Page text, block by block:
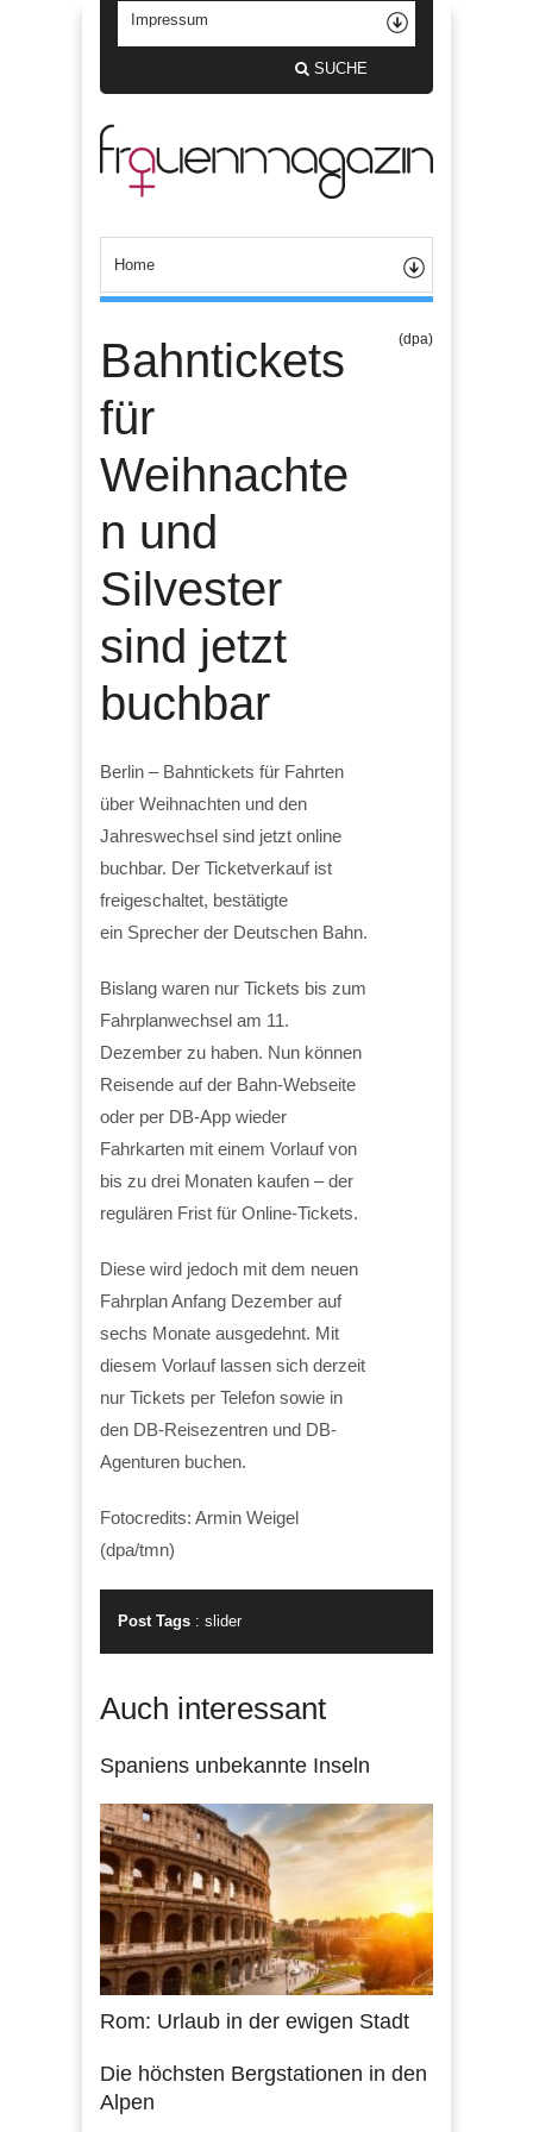
SUCHE
Bahntickets
für
Weihnachte
n und
Silvester
sind jetzt
buchbar
(dpa)
Berlin – Bahntickets für Fahrten
über Weihnachten und den
Jahreswechsel sind jetzt online
buchbar. Der Ticketverkauf ist
freigeschaltet, bestätigte
ein Sprecher der Deutschen Bahn.
Bislang waren nur Tickets bis zum
Fahrplanwechsel am 11.
Dezember zu haben. Nun können
Reisende auf der Bahn-Webseite
oder per DB-App wieder
Fahrkarten mit einem Vorlauf von
bis zu drei Monaten kaufen – der
regulären Frist für Online-Tickets.
Diese wird jedoch mit dem neuen
Fahrplan Anfang Dezember auf
sechs Monate ausgedehnt. Mit
diesem Vorlauf lassen sich derzeit
nur Tickets per Telefon sowie in
den DB-Reisezentren und DB-
Agenturen buchen.
Fotocredits: Armin Weigel
(dpa/tmn)
Post Tags : slider
Auch interessant
Spaniens unbekannte Inseln
Rom: Urlaub in der ewigen Stadt
Die höchsten Bergstationen in den
Alpen